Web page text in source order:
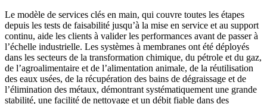
Le modèle de services clés en main, qui couvre toutes les étapes
depuis les tests de faisabilité jusqu’à la mise en service et au support
continu, aide les clients à valider les performances avant de passer à
l’échelle industrielle. Les systèmes à membranes ont été déployés
dans les secteurs de la transformation chimique, du pétrole et du gaz,
de l’agroalimentaire et de l’alimentation animale, de la réutilisation
des eaux usées, de la récupération des bains de dégraissage et de
l’élimination des métaux, démontrant systématiquement une grande
stabilité, une facilité de nettoyage et un débit fiable dans des